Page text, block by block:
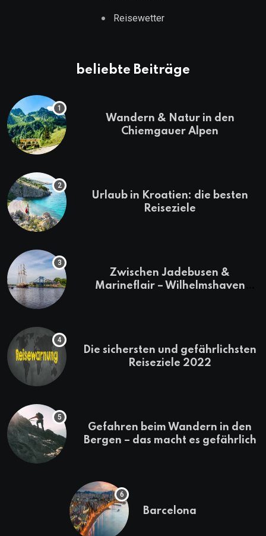
Reisewetter
beliebte Beiträge
Wandern & Natur in den
Chiemgauer Alpen
Urlaub in Kroatien: die besten
Reiseziele
Zwischen Jadebusen &
Marineflair – Wilhelmshaven
Die sichersten und gefährlichsten
Reiseziele 2022
Gefahren beim Wandern in den
Bergen – das macht es gefährlich
Barcelona